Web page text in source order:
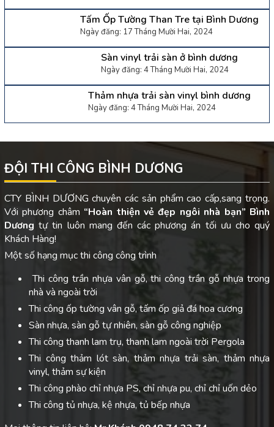
Tấm Ốp Tường Than Tre tại Bình Dương
Ngày đăng: 17 Tháng Mười Hai, 2024
Sàn vinyl trải sàn ở bình dương
Ngày đăng: 4 Tháng Mười Hai, 2024
Thảm nhựa trải sàn vinyl bình dương
Ngày đăng: 4 Tháng Mười Hai, 2024
ĐỘI THI CÔNG BÌNH DƯƠNG
CTY BÌNH DƯƠNG chuyên các sản phẩm cao cấp,sang trọng.
Với phương châm “Hoàn thiện vẻ đẹp ngôi nhà bạn” Bình
Dươngtự tin luôn mang đến các phương án tối ưu cho quý
Khách Hàng!
Một số hạng mục thi công công trình
Thi công trần nhựa vân gỗ, thi công trần gỗ nhựa trong
nhà và ngoài trời
Thi công ốp tường vân gỗ, tấm ốp giả đá hoa cương
Sàn nhựa, sàn gỗ tự nhiên, sàn gỗ công nghiệp
Thi công thanh lam trụ, thanh lam ngoài trời Pergola
Thi công thảm lót sàn, thảm nhựa trải sàn, thảm nhựa
vinyl, thảm sự kiện
Thi công phào chỉ nhựa PS, chỉ nhựa pu, chỉ chỉ uốn dẻo
Thi công tủ nhựa, kệ nhựa, tủ bếp nhựa